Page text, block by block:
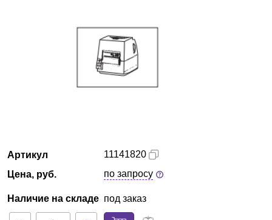
Партнеры
Технический сервис
Артикул
Цена, руб.
Наличие на складе
11141820
по запросу
под заказ